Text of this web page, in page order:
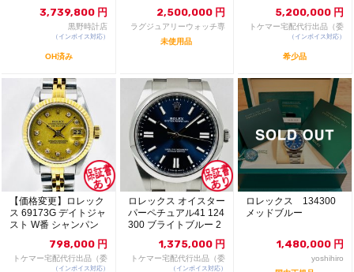
3,739,800 円
黒野時計店
（インボイス対応）
OH済み
2,500,000 円
ラグジュアリーウォッチ専
門店：R/M
未使用品
5,200,000 円
トケマー宅配代行出品（委
託販売）
（インボイス対応）
希少品
【価格変更】ロレック
ス 69173G デイトジャ
スト W番 シャンパン
798,000 円
トケマー宅配代行出品（委
託販売）
（インボイス対応）
ロレックス オイスター
パーペチュアル41 124
300 ブライトブルー 2
1,375,000 円
トケマー宅配代行出品（委
託販売）
（インボイス対応）
ロレックス 134300
メッドブルー
1,480,000 円
yoshihiro